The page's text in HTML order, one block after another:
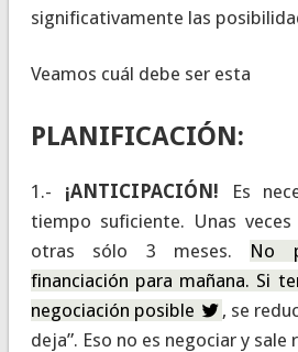
significativamente las
Veamos cuál debe ser esta
PLANIFICACIÓN:
1.- ¡ANTICIPACIÓN!
Es
tiempo suficiente. Unas
otras sólo 3 meses. No
financiación para mañana. Si
negociación posible
, se
deja”. Eso no es negociar y sale